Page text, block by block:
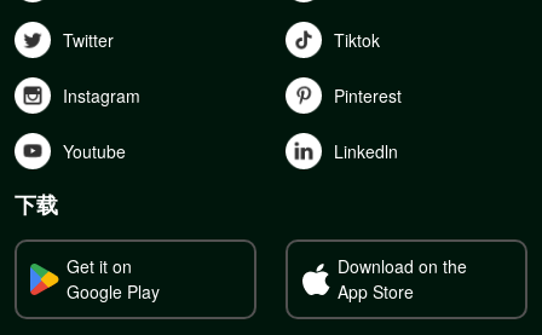
Twitter Tiktok
Instagram Pinterest
Youtube Linkedln
下载
Get it on
Google Play
Download on the
App Store